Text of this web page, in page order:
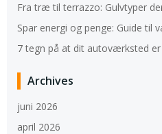
Fra træ til terrazzo: Gulvtyper
Spar energi og penge: Guide til
7 tegn på at dit autoværksted
Archives
juni 2026
april 2026